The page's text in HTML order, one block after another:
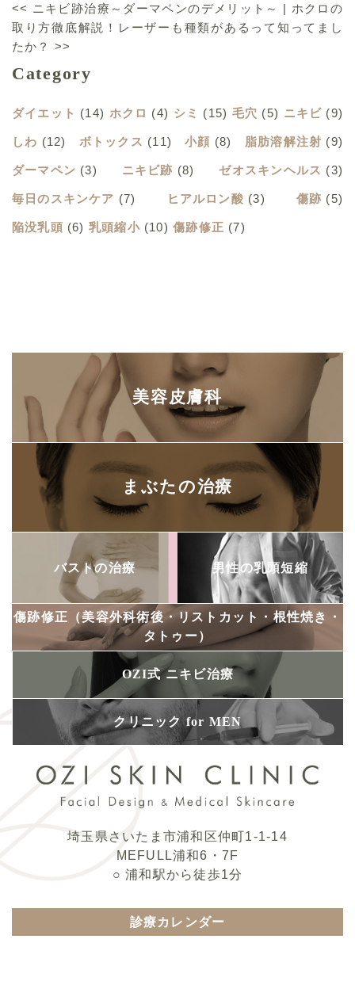
<< ニキビ跡治療～ダーマペンのデメリット～ | ホクロの
取り方徹底解説！レーザーも種類があるって知ってまし
たか？ >>
Category
ダイエット (14) ホクロ (4) シミ (15) 毛穴 (5) ニキビ (9)
しわ (12) ボトックス (11) 小顔 (8) 脂肪溶解注射 (9)
ダーマペン (3) ニキビ跡 (8) ゼオスキンヘルス (3)
毎日のスキンケア (7) ヒアルロン酸 (3) 傷跡 (5)
陥没乳頭 (6) 乳頭縮小(10) 傷跡修正 (7)
美容皮膚科
まぶたの治療
バストの治療 男性の乳頭短縮
傷跡修正 （美容外科術後・リストカット・ 根性焼き・
タトゥー）
OZI式ニキビ治療
クリニック for MEN
埼玉県さいたま市浦和区仲町1-1-14
MEFULL浦和6・7F
○ 浦和駅から徒歩1分
診療カレンダー